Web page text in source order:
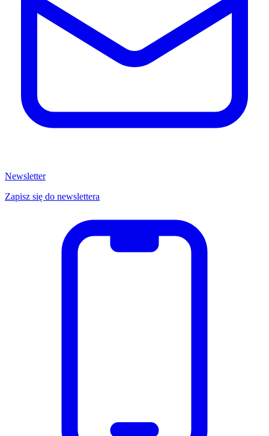
Newsletter
Zapisz się do newslettera